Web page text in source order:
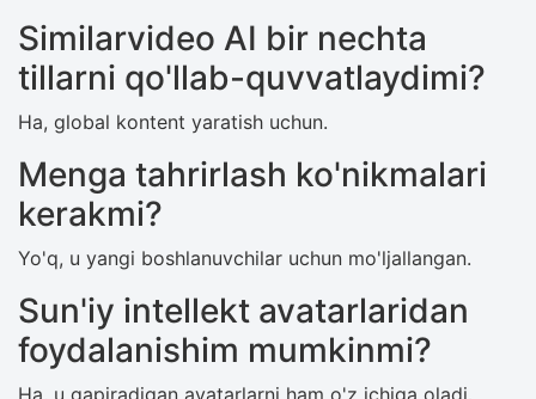
Similarvideo AI bir nechta
tillarni qo'llab-quvvatlaydimi?
Ha, global kontent yaratish uchun.
Menga tahrirlash ko'nikmalari
kerakmi?
Yo'q, u yangi boshlanuvchilar uchun mo'ljallangan.
Sun'iy intellekt avatarlaridan
foydalanishim mumkinmi?